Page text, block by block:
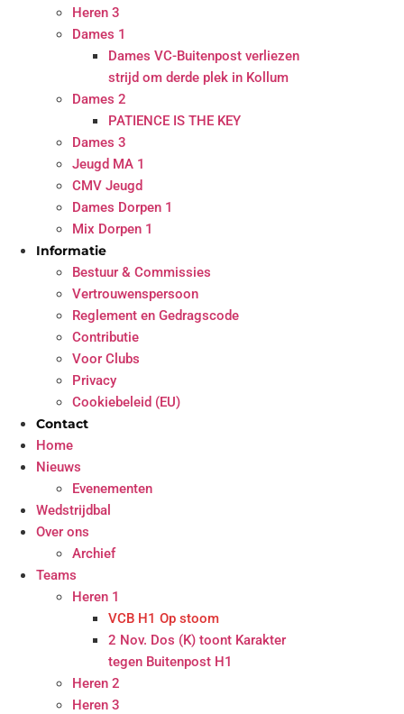
Heren 3
Dames 1
Dames VC-Buitenpost verliezen
strijd om derde plek in Kollum
Dames 2
PATIENCE IS THE KEY
Dames 3
Jeugd MA 1
CMV Jeugd
Dames Dorpen 1
Mix Dorpen 1
Informatie
Bestuur & Commissies
Vertrouwenspersoon
Reglement en Gedragscode
Contributie
Voor Clubs
Privacy
Cookiebeleid (EU)
Contact
Home
Nieuws
Evenementen
Wedstrijdbal
Over ons
Archief
Teams
Heren 1
VCB H1 Op stoom
2 Nov. Dos (K) toont Karakter
tegen Buitenpost H1
Heren 2
Heren 3